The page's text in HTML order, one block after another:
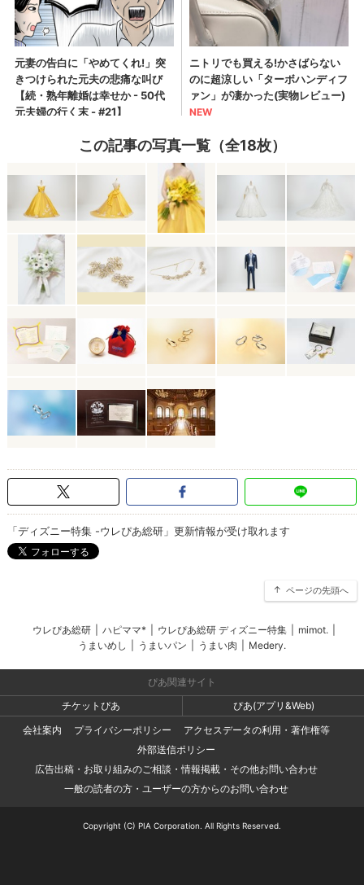
この記事の写真一覧（全18枚）
「ディズニー特集 -ウレぴあ総研」更新情報が受け取れます
ページの先頭へ
ウレぴあ総研 ハピママ* ウレぴあ総研 ディズニー特集 mimot.
うまいめし
うまいパン うまい肉 Medery.
ぴあ関連サイト
チケットぴあ
ぴあ(アプリ&Web)
会社案内
プライバシーポリシー
アクセスデータの利用・著作権等
外部送信ポリシー
広告出稿・お取り組みのご相談・情報掲載・その他お問い合わせ
一般の読者の方・ユーザーの方からのお問い合わせ
Copyright (C) PIA Corporation. All Rights Reserved.